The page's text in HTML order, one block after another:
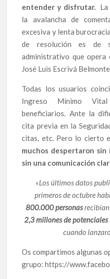
entender y disfrutar.
la avalancha de
excesiva y lenta
de resolución es de
administrativo que
José Luis Escrivá
Todas los usuarios
Ingreso Mínimo
beneficiarios. Ante la
cita previa en la
citas, etc. Pero lo cierto
muchos despertaron
sin una comunicación
«Los últimos datos
primeros de octubre
800.000 personasrecibían
2,3 millones de
cuando
Os compartimos algunas
grupo: https://